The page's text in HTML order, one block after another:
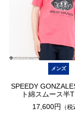
メンズ
SPEEDY
ト綿スムース半
17,600円
（税